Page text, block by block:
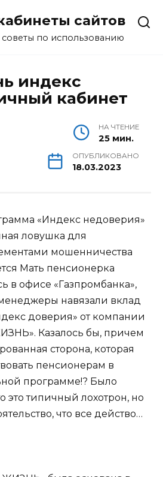
сайтов
по использованию
индекс
кабинет
НА ЧТЕНИЕ
25 мин.
ОПУБЛИКОВАНО
18.03.2023
«Индекс недоверия»
ловушка для
мошенничества
Мать пенсионерка
в офисе «Газпромбанка»,
навязали вклад
доверия» от компании
Казалось бы, причем
сторона, которая
пенсионерам в
программе!? Было
это типичный лохотрон, но
что все действо…